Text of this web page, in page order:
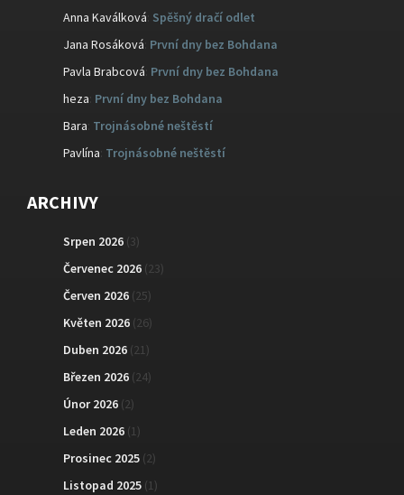
Anna Kaválková Spěšný dračí odlet
Jana Rosáková První dny bez Bohdana
Pavla Brabcová První dny bez Bohdana
heza První dny bez Bohdana
Bara: Trojnásobné neštěstí
Pavlína: Trojnásobné neštěstí
ARCHIVY
Srpen 2026 (3)
Červenec 2026 (23)
Červen 2026 (25)
Květen 2026 (26)
Duben 2026 (21)
Březen 2026 (24)
Únor 2026 (2)
Leden 2026 (1)
Prosinec 2025 (2)
Listopad 2025 (1)